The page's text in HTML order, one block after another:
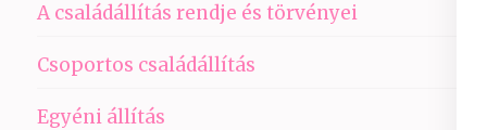
A családállítás rendje és törvényei
Csoportos családállítás
Egyéni állítás